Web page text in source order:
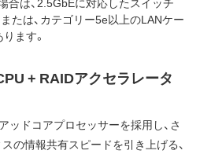
たは、カテゴリー5e以上のLANケー
ます。
+ RAIDアクセラレータ
ッドコアプロセッサーを採用し、さ
の情報共有スピードを引き上げる、